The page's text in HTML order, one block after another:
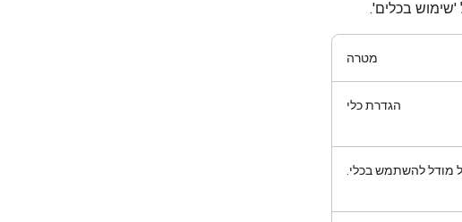
מטרה
הגדרת כלי
מודל להשתמש בכלי.